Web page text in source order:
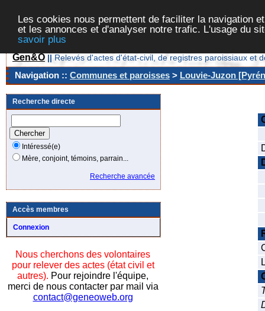
Les cookies nous permettent de faciliter la navigation
et les annonces et d'analyser notre trafic. L'usage du
savoir plus
Gen&O || Relevés d'actes d'état-civil, de registres paroissiaux et
Navigation :: Communes et paroisses > Louvie-Juzon
Recherche directe
Intéressé(e)
Mère, conjoint, témoins, parrain...
Recherche avancée
Accès membres
Connexion
Nous cherchons des volontaires
pour relever des actes (état civil et
autres). Pour rejoindre l'équipe,
merci de nous contacter par mail via
contact@geneoweb.org